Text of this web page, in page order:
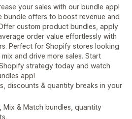
your sales with our bundle app!
bundle offers to boost revenue and
custom product bundles, apply
order value effortlessly with
Perfect for Shopify stores looking
and drive more sales. Start
strategy today and watch
app!
discounts & quantity breaks in your
Mix & Match bundles, quantity